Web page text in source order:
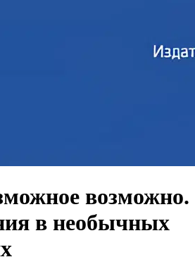
возможно.
в необычных